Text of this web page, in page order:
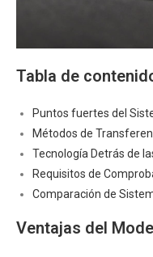
Tabla de
Puntos fuertes del
Métodos de
Tecnología Detrás de
Requisitos de
Comparación de
Ventajas del